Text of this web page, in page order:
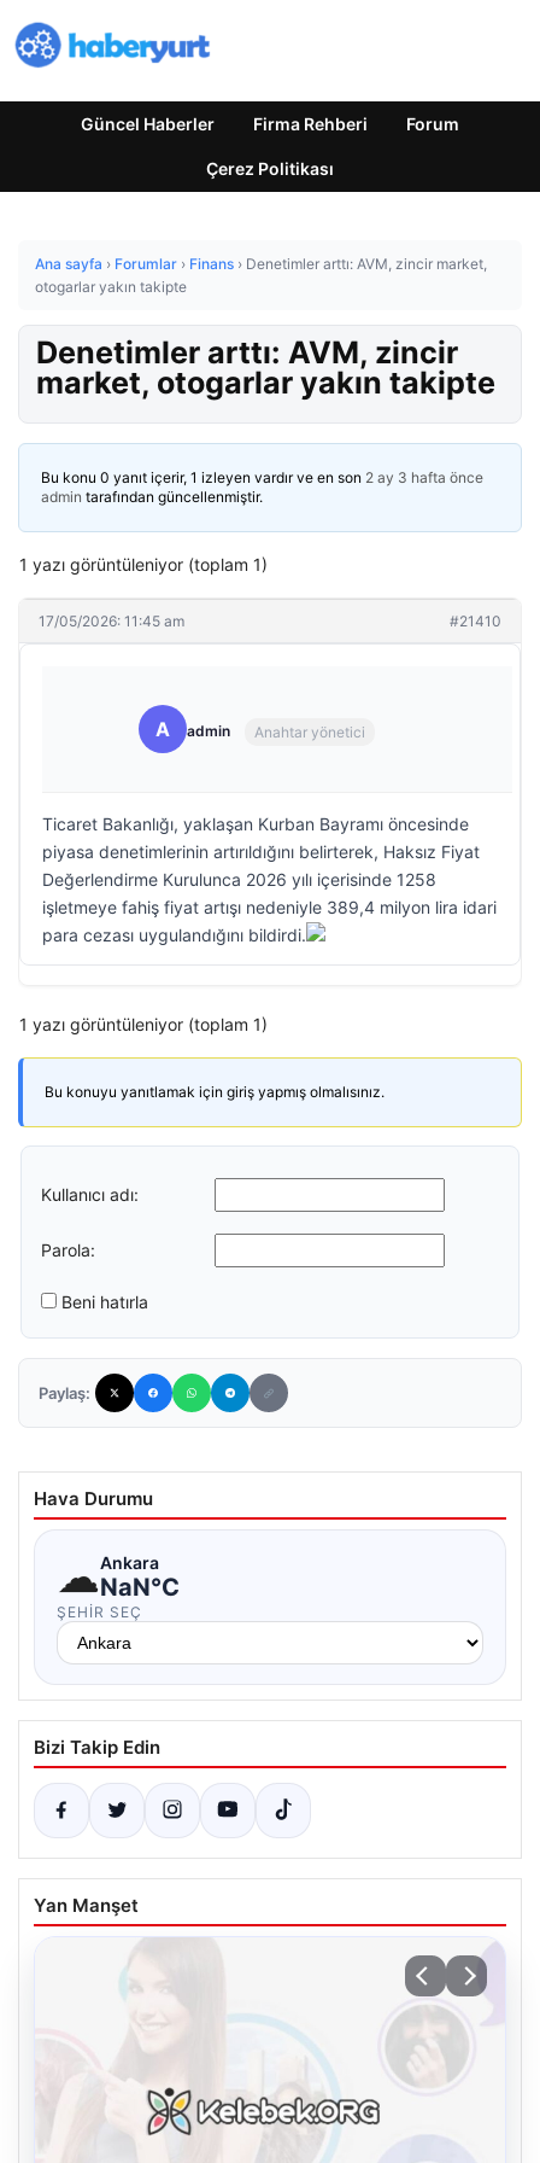
Güncel Haberler Firma Rehberi Forum
Çerez Politikası
Ana sayfa › Forumlar › Finans › Denetimler arttı: AVM, zincir market,
otogarlar yakın takipte
Denetimler arttı: AVM, zincir
market, otogarlar yakın takipte
Bu konu 0 yanıt içerir, 1 izleyen vardır ve en son 2 ay 3 hafta önce
admin tarafından güncellenmiştir.
1 yazı görüntüleniyor (toplam 1)
17/05/2026: 11:45 am #21410
A admin Anahtar yönetici
Ticaret Bakanlığı, yaklaşan Kurban Bayramı öncesinde
piyasa denetimlerinin artırıldığını belirterek, Haksız Fiyat
Değerlendirme Kurulunca 2026 yılı içerisinde 1258
işletmeye fahiş fiyat artışı nedeniyle 389,4 milyon lira idari
para cezası uygulandığını bildirdi.
1 yazı görüntüleniyor (toplam 1)
Bu konuyu yanıtlamak için giriş yapmış olmalısınız.
Kullanıcı adı:
Parola:
Beni hatırla
Paylaş:
Hava Durumu
☁Ankara
NaN°C
ŞEHIR SEÇ
Bizi Takip Edin
Yan Manşet